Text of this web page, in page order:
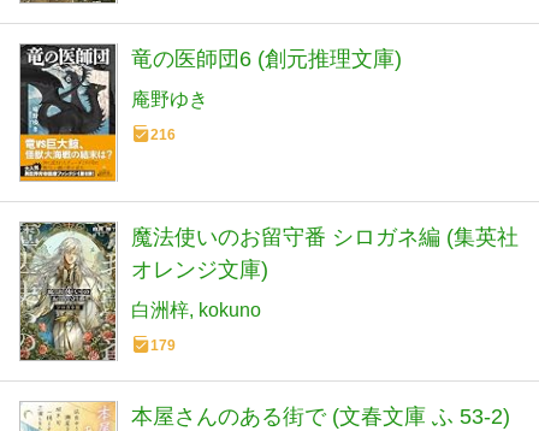
竜の医師団6 (創元推理文庫)
庵野ゆき
216
魔法使いのお留守番 シロガネ編 (集英社
オレンジ文庫)
白洲梓 kokuno
179
本屋さんのある街で (文春文庫 ふ 53-2)